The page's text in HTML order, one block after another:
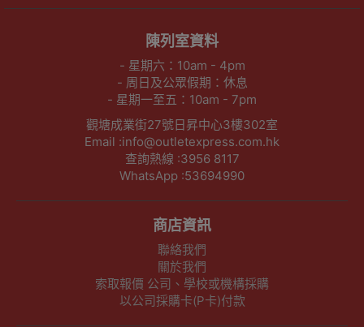
陳列室資料
- 星期六：10am - 4pm
- 周日及公眾假期：休息
- 星期一至五：10am - 7pm
觀塘成業街27號日昇中心3樓302室
Email :info@outletexpress.com.hk
查詢熱線 :3956 8117
WhatsApp :53694990
商店資訊
聯絡我們
關於我們
索取報價 公司、學校或機構採購
以公司採購卡(P卡)付款